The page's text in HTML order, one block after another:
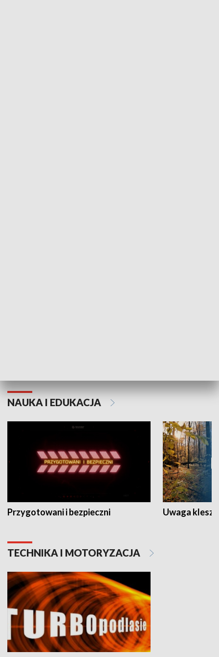
NAUKA I EDUKACJA
Przygotowani i bezpieczni Uwaga
TECHNIKA I MOTORYZACJA